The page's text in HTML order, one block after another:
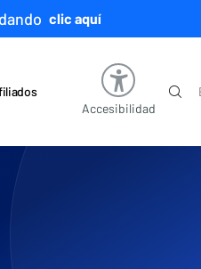
clic aquí
Accesibilidad